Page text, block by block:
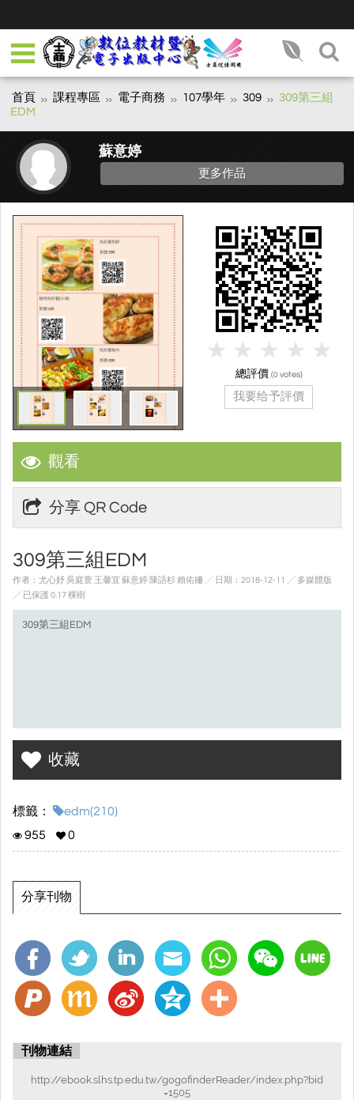
首頁 課程專區 電子商務 107學年 309
309第三組
EDM
蘇意婷
更多作品
觀看
分享 QR Code
309第三組EDM
作者：尤心妤 吳庭萱 王馨宜 蘇意婷 陳語杉 賴佑姍 ╱ 日期：2018-12-11 ╱ 多媒體版
╱ 已保護 0.17 棵樹
309第三組EDM
收藏
標籤：
edm(210)
955
0
分享刊物
刊物連結
http://ebook.slhs.tp.edu.tw/gogofinderReader/index.php?bid
=1505
總評價 (0 votes)
我要给予評價